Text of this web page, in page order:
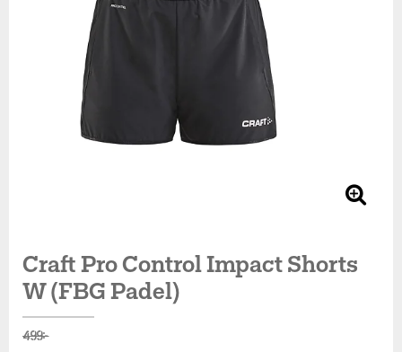
Craft Pro Control Impact Shorts
W (FBG Padel)
499 kr